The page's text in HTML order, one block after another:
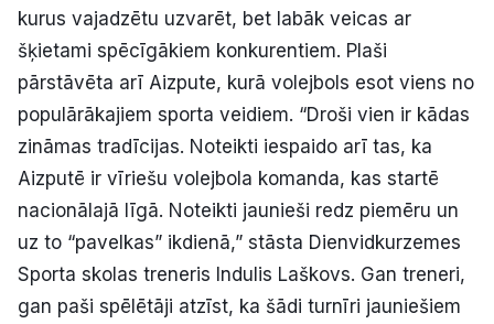
kurus vajadzētu uzvarēt, bet labāk veicas ar
šķietami spēcīgākiem konkurentiem. Plaši
pārstāvēta arī Aizpute, kurā volejbols esot viens no
populārākajiem sporta veidiem. “Droši vien ir kādas
zināmas tradīcijas. Noteikti iespaido arī tas, ka
Aizputē ir vīriešu volejbola komanda, kas startē
nacionālajā līgā. Noteikti jaunieši redz piemēru un
uz to “pavelkas” ikdienā,” stāsta Dienvidkurzemes
Sporta skolas treneris Indulis Laškovs. Gan treneri,
gan paši spēlētāji atzīst, ka šādi turnīri jauniešiem